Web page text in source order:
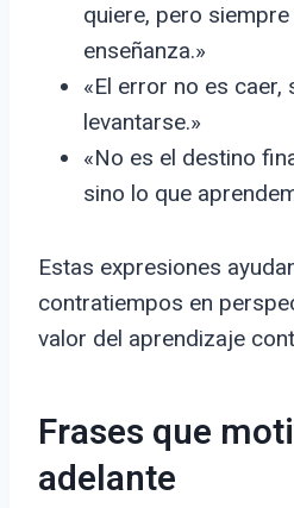
quiere, pero
enseñanza.»
«El error no es caer,
levantarse.»
«No es el destino
sino lo que
Estas expresiones
contratiempos en
valor del aprendizaje
Frases que
adelante